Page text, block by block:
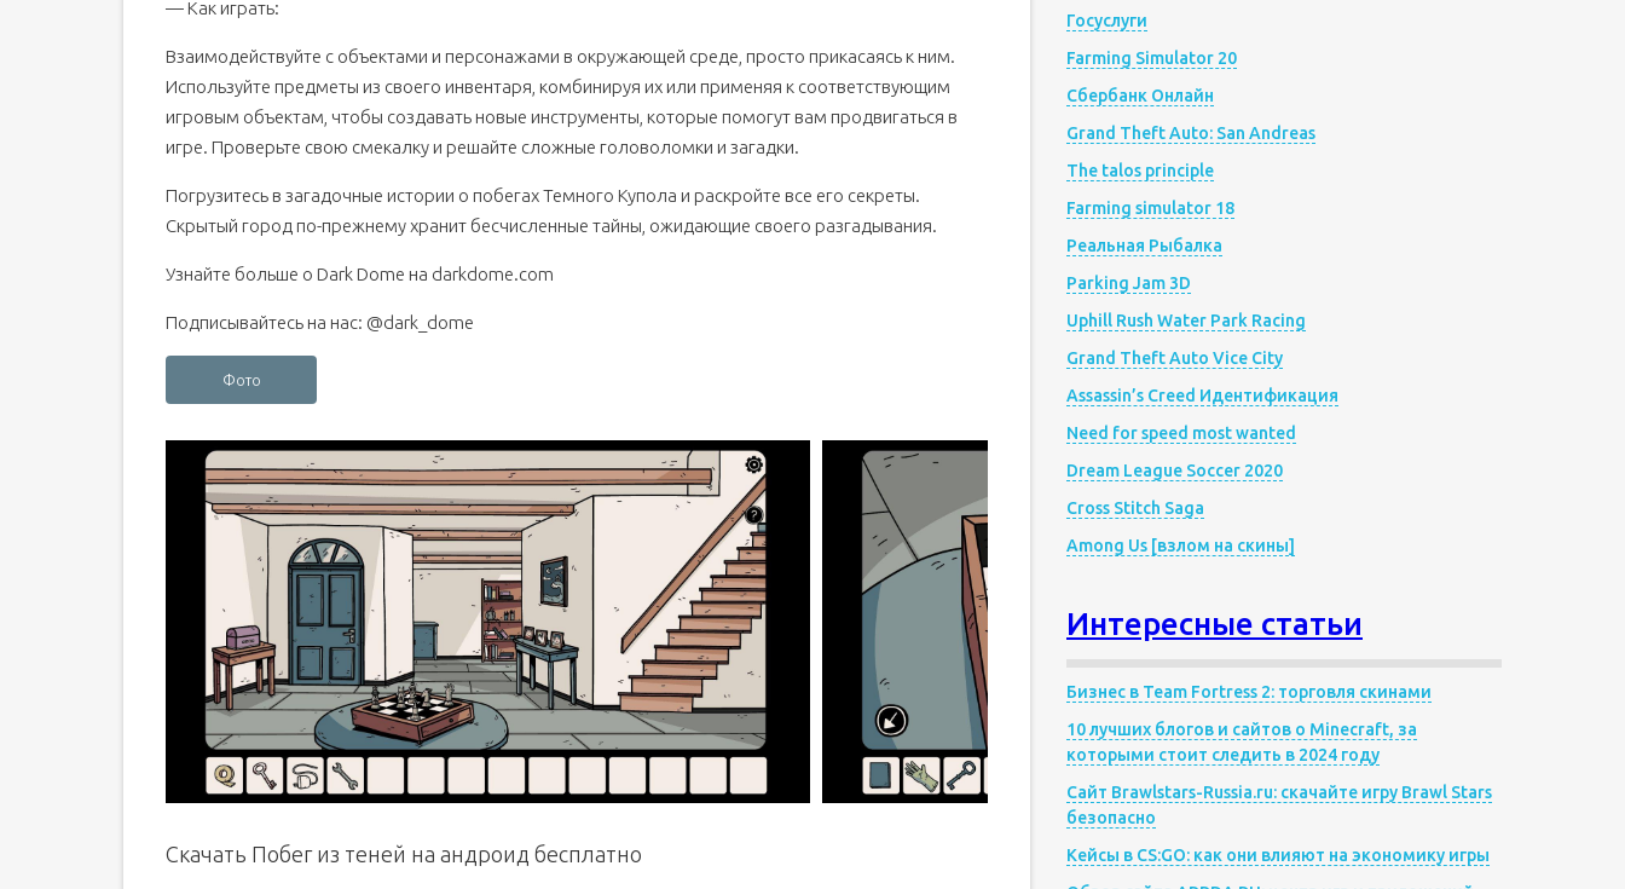
— Как играть:
Взаимодействуйте с объектами и персонажами в окружающей среде, просто прикасаясь к ним.
Используйте предметы из своего инвентаря, комбинируя их или применяя к соответствующим
игровым объектам, чтобы создавать новые инструменты, которые помогут вам продвигаться в
игре. Проверьте свою смекалку и решайте сложные головоломки и загадки.
Погрузитесь в загадочные истории о побегах Темного Купола и раскройте все его секреты.
Скрытый город по-прежнему хранит бесчисленные тайны, ожидающие своего разгадывания.
Узнайте больше о Dark Dome на darkdome.com
Подписывайтесь на нас: @dark_dome
Фото
Скачать Побег из теней на андроид бесплатно
Госуслуги
Farming Simulator 20
Сбербанк Онлайн
Grand Theft Auto: San Andreas
The talos principle
Farming simulator 18
Реальная Рыбалка
Parking Jam 3D
Uphill Rush Water Park Racing
Grand Theft Auto Vice City
Assassin’s Creed Идентификация
Need for speed most wanted
Dream League Soccer 2020
Cross Stitch Saga
Among Us [взлом на скины]
Интересные статьи
Бизнес в Team Fortress 2: торговля скинами
10 лучших блогов и сайтов о Minecraft, за
которыми стоит следить в 2024 году
Сайт Brawlstars-Russia.ru: скачайте игру Brawl Stars
безопасно
Кейсы в CS:GO: как они влияют на экономику игры